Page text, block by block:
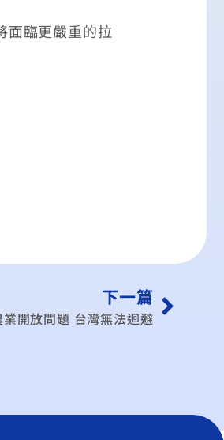
臨更嚴重的拉
下一篇
開放問題 台灣無法迴避